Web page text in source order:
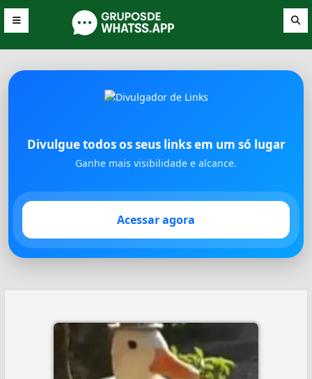
Divulgue todos os seus links em um só lugar
Ganhe mais visibilidade e alcance.
Acessar agora